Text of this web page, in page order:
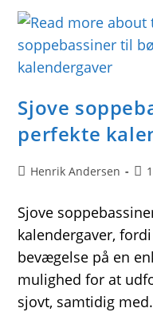
Sjove
perfekte
PostHenrik Andersen
Sjove
kalendergaver,
bevægelse på en
mulighed for at
sjovt, samtidig